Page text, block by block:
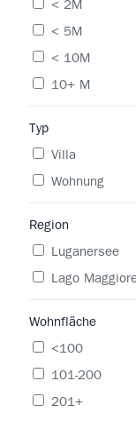
< 2M
< 5M
< 10M
10+ M
Typ
Villa
Wohnung
Region
Luganersee
Lago
Wohnfläche
<100
101-200
201+